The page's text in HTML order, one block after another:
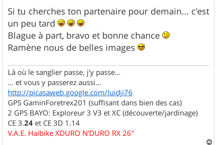
s
s
a
g
e
Si tu cherches ton partenaire pour demain... c'est
un peu tard
Blague à part, bravo et bonne chance
Ramène nous de belles images
Là où le sanglier passe, j'y passe...
... et vous y passerez aussi...
http://picasaweb.google.com/luidji76
GPS GaminForetrex201 (suffisant dans bien des cas)
2 GPS BAYO: Exploreur 3 V3 et XC (découverte/jardinage)
CE 3.24 et CE 3D 1.14
V.A.E. Haibike XDURO N'DURO RX 26"